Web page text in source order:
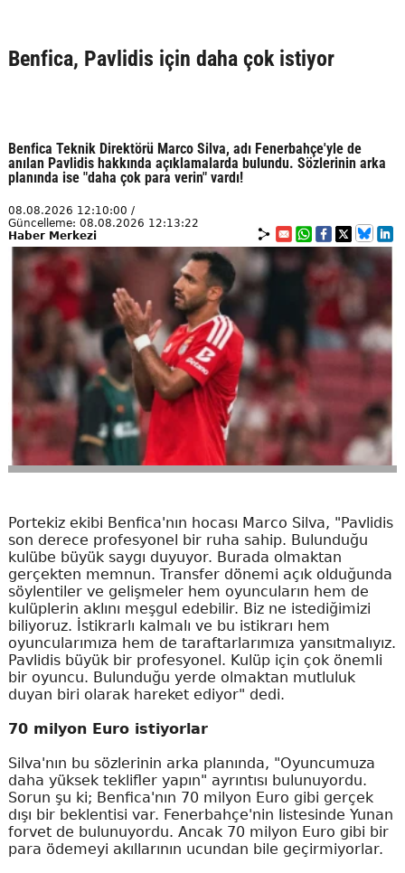
Benfica, Pavlidis için daha çok istiyor
Benfica Teknik Direktörü Marco Silva, adı Fenerbahçe'yle de
anılan Pavlidis hakkında açıklamalarda bulundu. Sözlerinin arka
planında ise "daha çok para verin" vardı!
08.08.2026 12:10:00 /
Güncelleme: 08.08.2026 12:13:22
Haber Merkezi
Portekiz ekibi Benfica'nın hocası Marco Silva, "Pavlidis
son derece profesyonel bir ruha sahip. Bulunduğu
kulübe büyük saygı duyuyor. Burada olmaktan
gerçekten memnun. Transfer dönemi açık olduğunda
söylentiler ve gelişmeler hem oyuncuların hem de
kulüplerin aklını meşgul edebilir. Biz ne istediğimizi
biliyoruz. İstikrarlı kalmalı ve bu istikrarı hem
oyuncularımıza hem de taraftarlarımıza yansıtmalıyız.
Pavlidis büyük bir profesyonel. Kulüp için çok önemli
bir oyuncu. Bulunduğu yerde olmaktan mutluluk
duyan biri olarak hareket ediyor" dedi.
70 milyon Euro istiyorlar
Silva'nın bu sözlerinin arka planında, "Oyuncumuza
daha yüksek teklifler yapın" ayrıntısı bulunuyordu.
Sorun şu ki; Benfica'nın 70 milyon Euro gibi gerçek
dışı bir beklentisi var. Fenerbahçe'nin listesinde Yunan
forvet de bulunuyordu. Ancak 70 milyon Euro gibi bir
para ödemeyi akıllarının ucundan bile geçirmiyorlar.